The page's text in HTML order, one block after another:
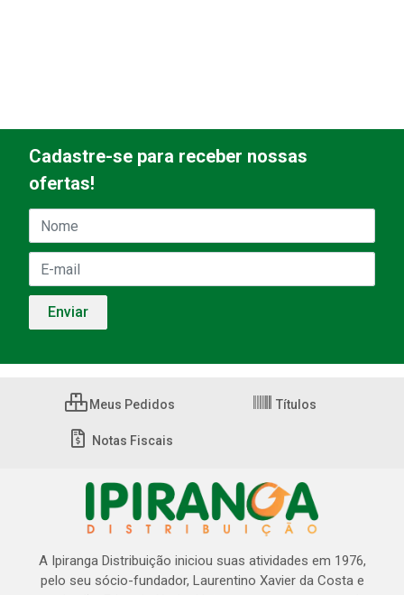
Cadastre-se para receber nossas
ofertas!
Meus Pedidos Títulos
Notas Fiscais
A Ipiranga Distribuição iniciou suas atividades em 1976,
pelo seu sócio-fundador, Laurentino Xavier da Costa e